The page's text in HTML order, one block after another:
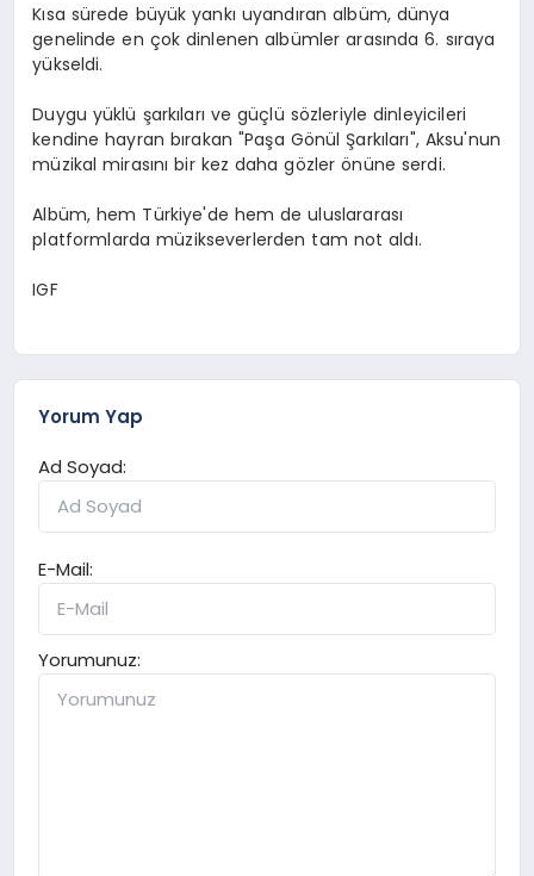
Kısa sürede büyük yankı uyandıran albüm, dünya
genelinde en çok dinlenen albümler arasında 6. sıraya
yükseldi.
Duygu yüklü şarkıları ve güçlü sözleriyle dinleyicileri
kendine hayran bırakan "Paşa Gönül Şarkıları", Aksu'nun
müzikal mirasını bir kez daha gözler önüne serdi.
Albüm, hem Türkiye'de hem de uluslararası
platformlarda müzikseverlerden tam not aldı.
IGF
Yorum Yap
Ad Soyad:
E-Mail:
Yorumunuz: